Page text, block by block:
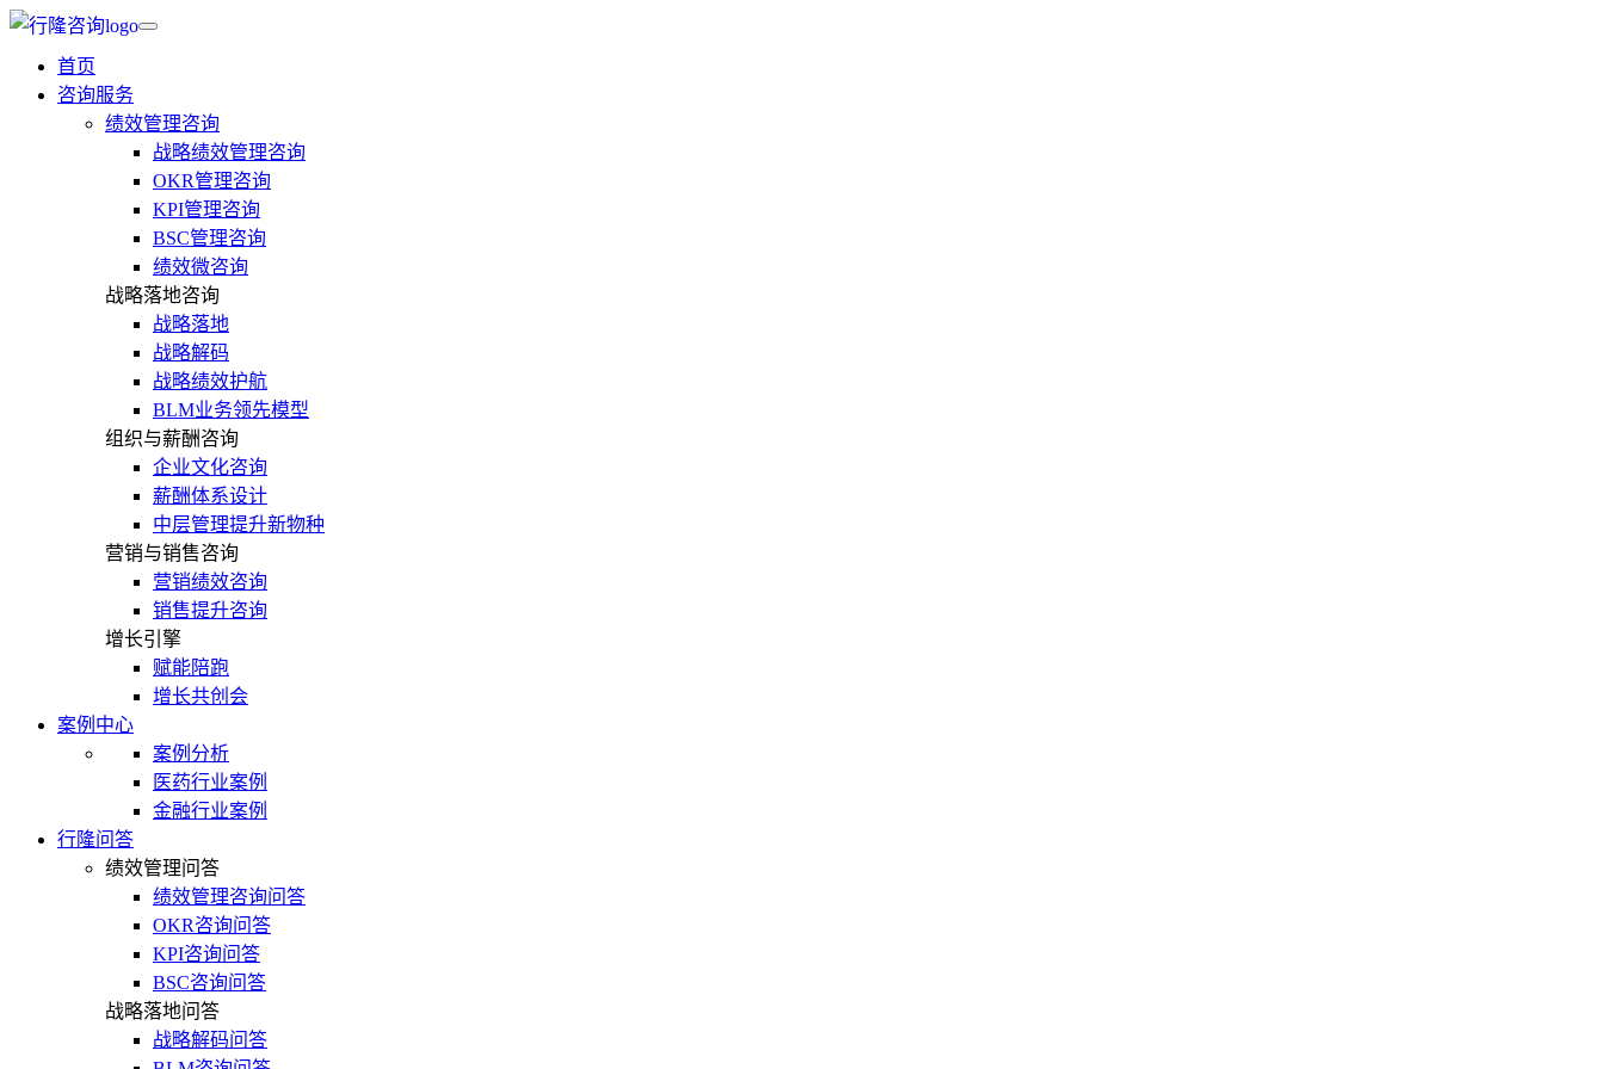
首页
咨询服务
绩效管理咨询
战略绩效管理咨询
OKR管理咨询
KPI管理咨询
BSC管理咨询
绩效微咨询
战略落地咨询
战略落地
战略解码
战略绩效护航
BLM业务领先模型
组织与薪酬咨询
企业文化咨询
薪酬体系设计
中层管理提升新物种
营销与销售咨询
营销绩效咨询
销售提升咨询
增长引擎
赋能陪跑
增长共创会
案例中心
案例分析
医药行业案例
金融行业案例
行隆问答
绩效管理问答
绩效管理咨询问答
OKR咨询问答
KPI咨询问答
BSC咨询问答
战略落地问答
战略解码问答